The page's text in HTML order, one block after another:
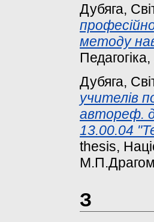
Дубяга,
методу
Дубяга,
учителів
автореф.
13.00.04
thesis,
З